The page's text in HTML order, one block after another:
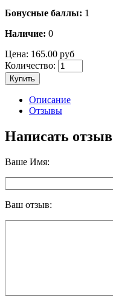
Бонусные баллы: 1
Наличие: 0
Цена: 165.00 руб
Количество:
Купить
Описание
Отзывы
Написать отзыв
Ваше Имя:
Ваш отзыв: